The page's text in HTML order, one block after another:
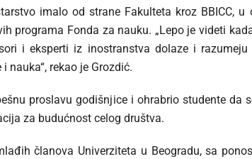
imalo od strane Fakulteta kroz BBICC,
programa Fonda za nauku. „Lepo je videti
i eksperti iz inostranstva dolaze i
nauka“, rekao je Grozdić.
proslavu godišnjice i ohrabrio studente da
za budućnost celog društva.
članova Univerziteta u Beogradu, sa